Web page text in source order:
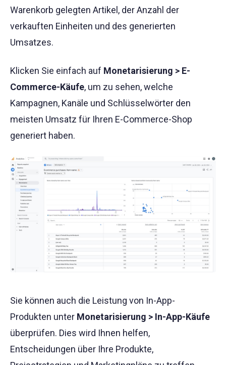
Warenkorb gelegten Artikel, der Anzahl der
verkauften Einheiten und des generierten
Umsatzes.
Klicken Sie einfach auf Monetarisierung > E-
Commerce-Käufe, um zu sehen, welche
Kampagnen, Kanäle und Schlüsselwörter den
meisten Umsatz für Ihren E-Commerce-Shop
generiert haben.
Sie können auch die Leistung von In-App-
Produkten unter Monetarisierung > In-App-Käufe
überprüfen. Dies wird Ihnen helfen,
Entscheidungen über Ihre Produkte,